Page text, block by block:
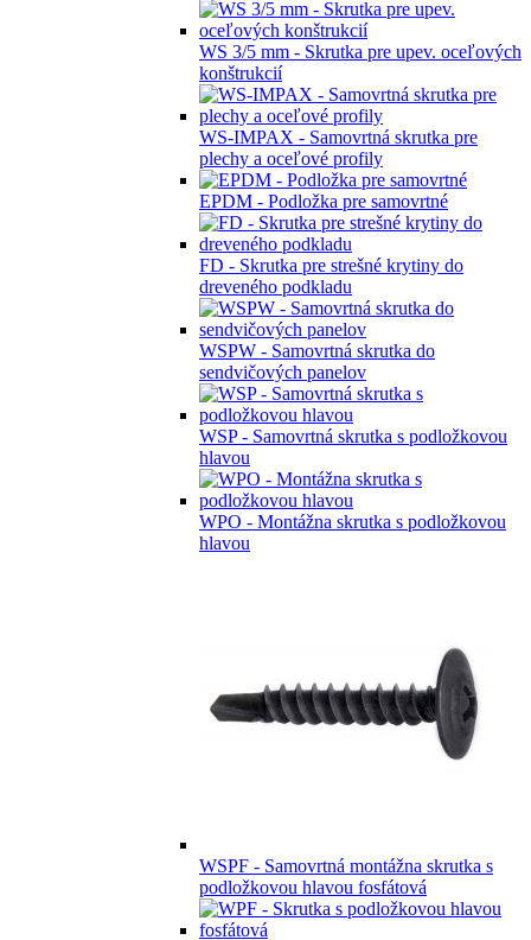
WS 3/5 mm - Skrutka pre upev. oceľových
konštrukcií
WS-IMPAX - Samovrtná skrutka pre
plechy a oceľové profily
EPDM - Podložka pre samovrtné
FD - Skrutka pre strešné krytiny do
dreveného podkladu
WSPW - Samovrtná skrutka do
sendvičových panelov
WSP - Samovrtná skrutka s podložkovou
hlavou
WPO - Montážna skrutka s podložkovou
hlavou
WSPF - Samovrtná montážna skrutka s
podložkovou hlavou fosfátová